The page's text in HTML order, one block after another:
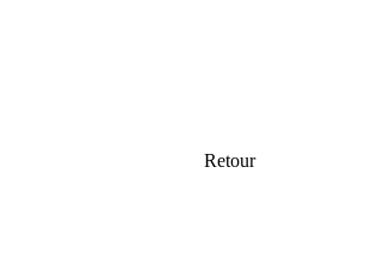
Retour